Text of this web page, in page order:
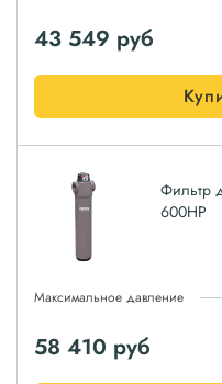
43 549 руб
Фильтр
600HP
Максимальное давление
58 410 руб